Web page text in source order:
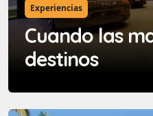
Experiencias
Cuando las
destinos